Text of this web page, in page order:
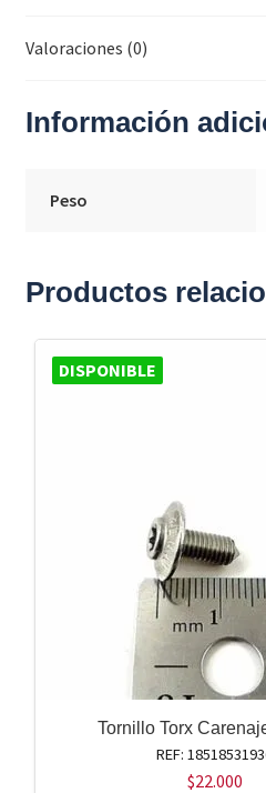
Valoraciones (0)
Información
Peso
Productos
DISPONIBLE
Tornillo Torx
REF:
$22.000